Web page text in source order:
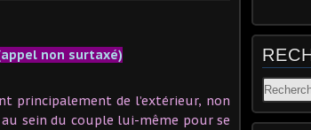
non surtaxé)
principalement de l’extérieur, non
sein du couple lui-même pour se